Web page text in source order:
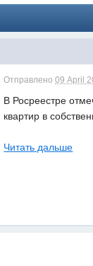
Отправлено09 April
В Росреестре
квартир в
Читать дальше